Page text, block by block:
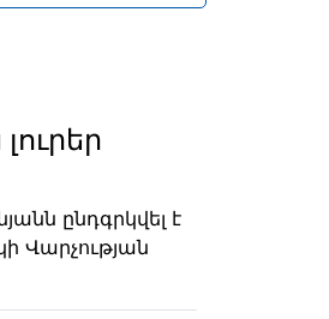
ընդգրկվել է
Վարչության